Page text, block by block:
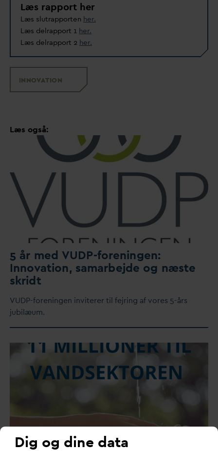
Læs rapport her
Læs slutrapporten her.
Læs delrapport 1 her.
Læs delrapport 2 her.
INNOVATION
Læs også:
5 år med VUDP-foreningen:
Innovation, samarbejde og næste
skridt
VUDP-foreningen inviterer til fejring af vores 5-års
jubilæum.
Dig og dine data